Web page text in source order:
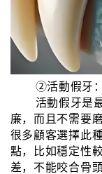
②活動假牙：
活動假牙是
廉，而且不需要
很多顧客選擇此
點，比如穩定性
差，不能咬合骨